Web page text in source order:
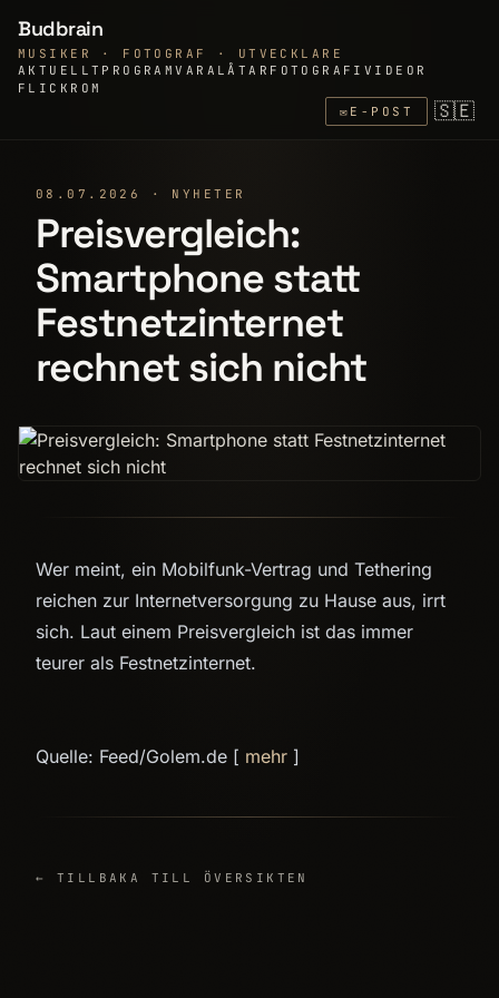
Budbrain
MUSIKER · FOTOGRAF · UTVECKLARE
AKTUELLT PROGRAMVARA LÅTAR FOTOGRAFI VIDEOR
FLICKR OM
✉ E-POST 🇸🇪
08.07.2026 · NYHETER
Preisvergleich:
Smartphone statt
Festnetzinternet
rechnet sich nicht
Wer meint, ein Mobilfunk-Vertrag und Tethering
reichen zur Internetversorgung zu Hause aus, irrt
sich. Laut einem Preisvergleich ist das immer
teurer als Festnetzinternet.
Quelle: Feed/Golem.de [ mehr ]
← TILLBAKA TILL ÖVERSIKTEN